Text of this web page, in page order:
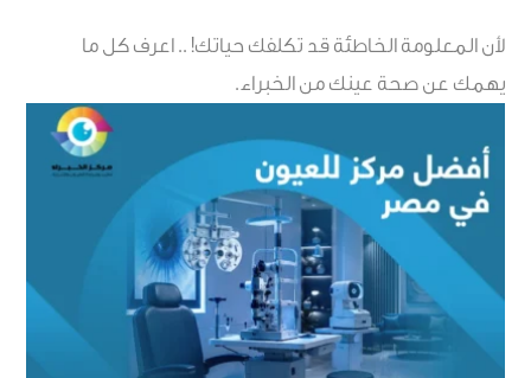
لأن المعلومة الخاطئة قد تكلفك حياتك! .. اعرف كل ما
يهمك عن صحة عينك من الخبراء.